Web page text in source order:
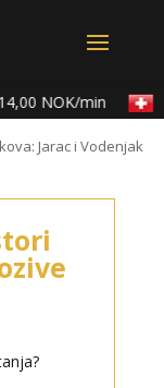
NOK/min
Jarac i Vodenjak